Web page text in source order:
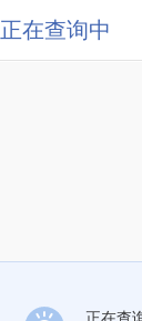
正在查询中